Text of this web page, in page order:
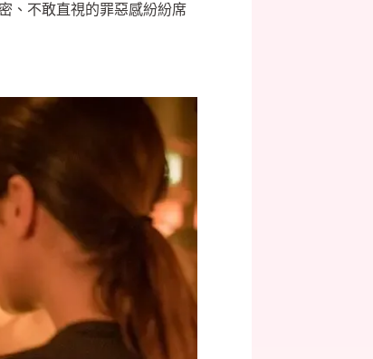
、不敢直視的罪惡感紛紛席